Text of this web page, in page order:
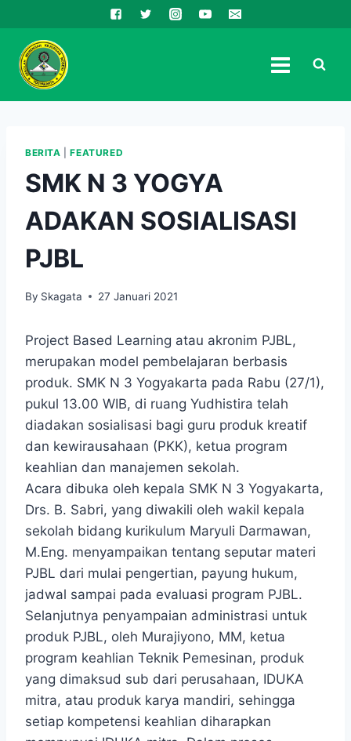
to
content
BERITA |FEATURED
SMK N 3 YOGYA
ADAKAN SOSIALISASI
PJBL
By Skagata 27 Januari 2021
Project Based Learning atau akronim PJBL,
merupakan model pembelajaran berbasis
produk. SMK N 3 Yogyakarta pada Rabu (27/1),
pukul 13.00 WIB, di ruang Yudhistira telah
diadakan sosialisasi bagi guru produk kreatif
dan kewirausahaan (PKK), ketua program
keahlian dan manajemen sekolah.
Acara dibuka oleh kepala SMK N 3 Yogyakarta,
Drs. B. Sabri, yang diwakili oleh wakil kepala
sekolah bidang kurikulum Maryuli Darmawan,
M.Eng. menyampaikan tentang seputar materi
PJBL dari mulai pengertian, payung hukum,
jadwal sampai pada evaluasi program PJBL.
Selanjutnya penyampaian administrasi untuk
produk PJBL, oleh Murajiyono, MM, ketua
program keahlian Teknik Pemesinan, produk
yang dimaksud sub dari perusahaan, IDUKA
mitra, atau produk karya mandiri, sehingga
setiap kompetensi keahlian diharapkan